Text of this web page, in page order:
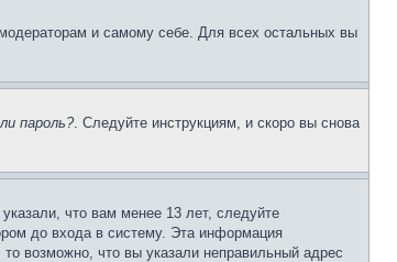
и самому себе. Для всех остальных вы
пароль?. Следуйте инструкциям, и скоро вы снова
что вам менее 13 лет, следуйте
до входа в систему. Эта информация
возможно, что вы указали неправильный адрес